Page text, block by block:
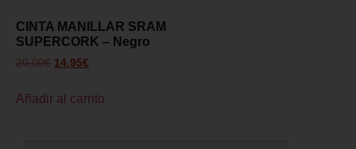
CINTA MANILLAR SRAM
SUPERCORK – Negro
20,00€ 14,95€
Añadir al carrito